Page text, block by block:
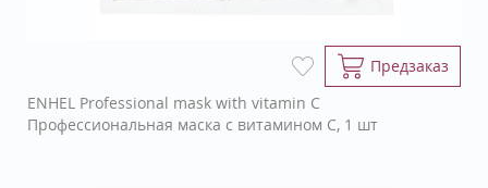
Предзаказ
ENHEL Professional mask with vitamin C
Профессиональная маска с витамином С, 1 шт